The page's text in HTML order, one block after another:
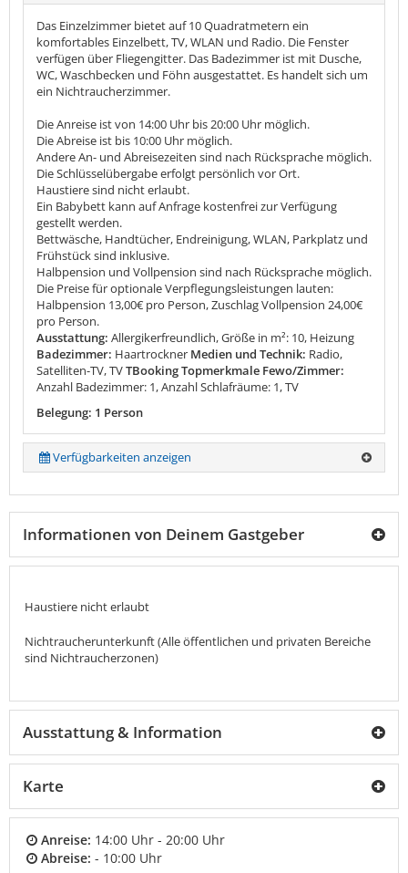
Das Einzelzimmer bietet auf 10 Quadratmetern ein
komfortables Einzelbett, TV, WLAN und Radio. Die Fenster
verfügen über Fliegengitter. Das Badezimmer ist mit Dusche,
WC, Waschbecken und Föhn ausgestattet. Es handelt sich um
ein Nichtraucherzimmer.
Die Anreise ist von 14:00 Uhr bis 20:00 Uhr möglich.
Die Abreise ist bis 10:00 Uhr möglich.
Andere An- und Abreisezeiten sind nach Rücksprache möglich.
Die Schlüsselübergabe erfolgt persönlich vor Ort.
Haustiere sind nicht erlaubt.
Ein Babybett kann auf Anfrage kostenfrei zur Verfügung
gestellt werden.
Bettwäsche, Handtücher, Endreinigung, WLAN, Parkplatz und
Frühstück sind inklusive.
Halbpension und Vollpension sind nach Rücksprache möglich.
Die Preise für optionale Verpflegungsleistungen lauten:
Halbpension 13,00€ pro Person, Zuschlag Vollpension 24,00€
pro Person.
Ausstattung: Allergikerfreundlich, Größe in m²: 10, Heizung
Badezimmer: Haartrockner Medien und Technik: Radio,
Satelliten-TV, TVTBooking Topmerkmale Fewo/Zimmer:
Anzahl Badezimmer: 1, Anzahl Schlafräume: 1, TV
Belegung: 1 Person
Verfügbarkeiten anzeigen
Informationen von Deinem Gastgeber
Haustiere nicht erlaubt
Nichtraucherunterkunft (Alle öffentlichen und privaten Bereiche
sind Nichtraucherzonen)
Ausstattung & Information
Karte
Anreise: 14:00 Uhr - 20:00 Uhr
Abreise: - 10:00 Uhr